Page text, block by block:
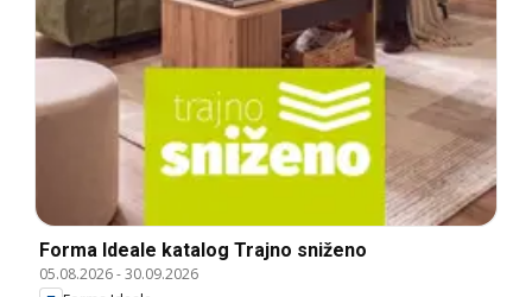
Forma Ideale katalog Trajno sniženo
05.08.2026-30.09.2026